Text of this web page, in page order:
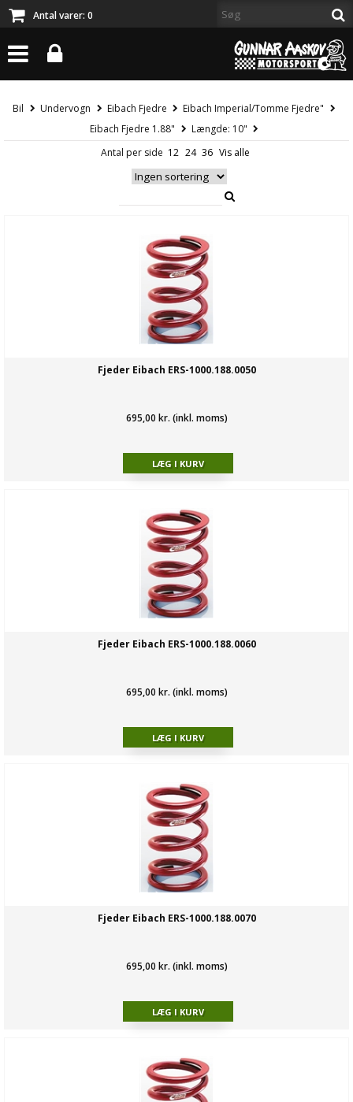
Antal varer: 0
Bil Undervogn Eibach Fjedre
Eibach Imperial/Tomme Fjedre"
Eibach Fjedre 1.88"
Længde: 10"
Antal per side
Fjeder Eibach ERS-1000.188.0050
695,00 kr. (inkl. moms)
Fjeder Eibach ERS-1000.188.0060
695,00 kr. (inkl. moms)
Fjeder Eibach ERS-1000.188.0070
695,00 kr. (inkl. moms)